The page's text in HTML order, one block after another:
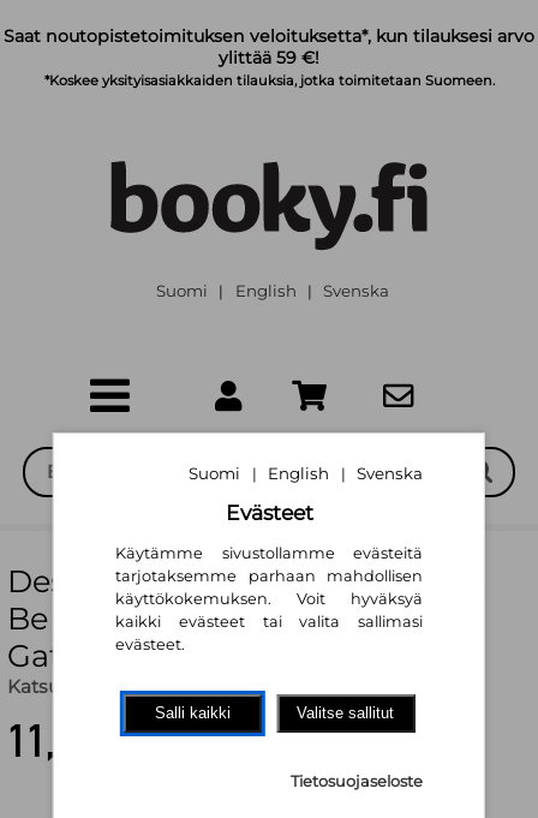
Saat noutopistetoimituksen veloituksetta*, kun tilauksesi arvo
ylittää 59 €!
*Koskee yksityisasiakkaiden tilauksia, jotka toimitetaan Suomeen.
Suomi | English | Svenska
Destroy All Humans. They Can't
Be Regenerated. A Magic: The
Gathering Manga, Vol. 2
Katsura Ise
11,10 €
Suomi | English | Svenska
Evästeet
Käytämme sivustollamme evästeitä
tarjotaksemme parhaan mahdollisen
käyttökokemuksen. Voit hyväksyä
kaikki evästeet tai valita sallimasi
evästeet.
Salli kaikki Valitse sallitut
Tietosuojaseloste